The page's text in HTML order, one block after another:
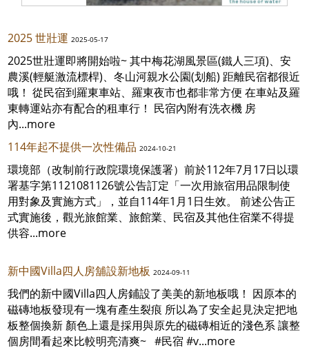
2025 世壯運 2025-05-17
2025世壯運即將開始啦~ 其中梅花湖風景區(鐵人三項)、安
農溪(輕艇激流標桿)、冬山河親水公園(划船) 距離民宿都很近
哦！ 從民宿到羅東車站、羅東夜市也都非常方便 在車站及羅
東轉運站亦有配合的租車行！ 民宿內附有洗衣機 房
內...more
114年起不提供一次性備品 2024-10-21
環境部（改制前行政院環境保護署）前於112年7月17日以環
署基字第1121081126號公告訂定「一次用旅宿用品限制使
用對象及實施方式」，並自114年1月1日生效。 前述公告正
式實施後，觀光旅館業、旅館業、民宿及其他住宿業不得提
供容...more
新中國Villa四人房舖設新地板 2024-09-11
我們的新中國Villa四人房鋪設了美美的新地板哦！ 因原本的
磁磚地板發現有一塊有產生裂痕 所以為了安全起見決定把地
板整個換新 顏色上還是採用與原先的磁磚相近的淺色系 讓整
個房間看起來比較明亮清爽~ #民宿 #v...more